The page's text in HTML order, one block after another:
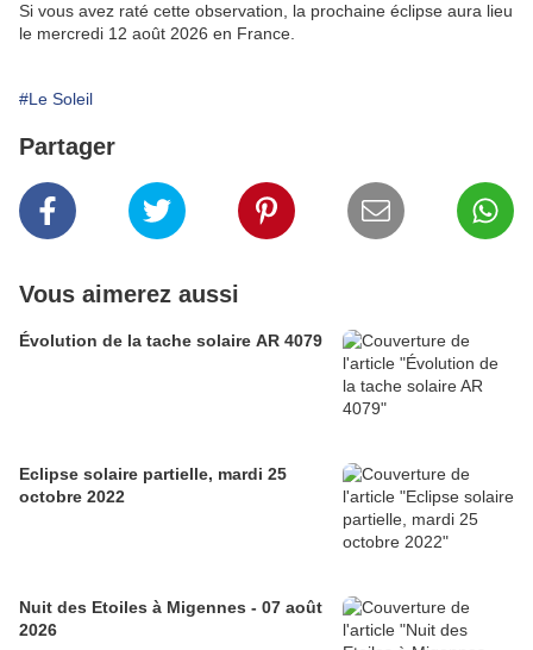
Si vous avez raté cette observation, la prochaine éclipse aura lieu
le mercredi 12 août 2026 en France.
#Le Soleil
Partager
Vous aimerez aussi
Évolution de la tache solaire AR 4079
Eclipse solaire partielle, mardi 25
octobre 2022
Nuit des Etoiles à Migennes - 07 août
2026